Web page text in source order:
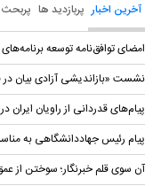
آخرین اخبار پربازدید ها پربحث
امضای توافق‌نامه توسعه
نشست «بازاندیشی آزادی بیان
پیام‌های قدردانی از راویان
پیام رئیس جهاددانشگاهی به
آن سوی قلم خبرنگار؛ سوختن از